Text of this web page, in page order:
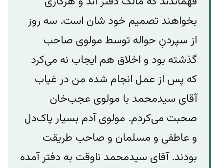
بخواهند تصمیم خود شان است. سه روز
از سپردنِ حواله توسط مولوی صاحب
گذشته بود و اخلاق هم ایجاب نه می‌کرد
که پس از عمل انجام شده من در غیاب
آقای سیدمحمد با مولوی عجب‌خان
صحبت می‌کردم. مولوی آدم بسیار پاک‌دل
و عاطفی و مسلمان و صاحب طریقت
بودند. آقای سیدمحمد ناوقت به دفتر آمده